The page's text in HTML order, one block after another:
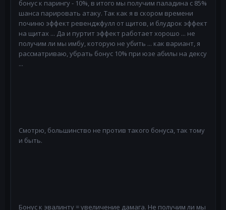
бонус к парингу - 10%, в итого мы получим паладина с 85%
шанса парировать атаку. Так как я в скором времени
починю эффект ревенджфулл от щитов, и блудрок эффект
на щитах ... Да и пуртит эффект работает хорошо ... не
получим ли мы имбу, которую не убить ... как вариант, я
рассматриваю, убрать бонус 10% при юзе абилы на дексу
...
Смотрю, большинство не против такого бонуса, так тому
и быть.
Бонус к эвалинту = увеличение дамага. Не получим ли мы